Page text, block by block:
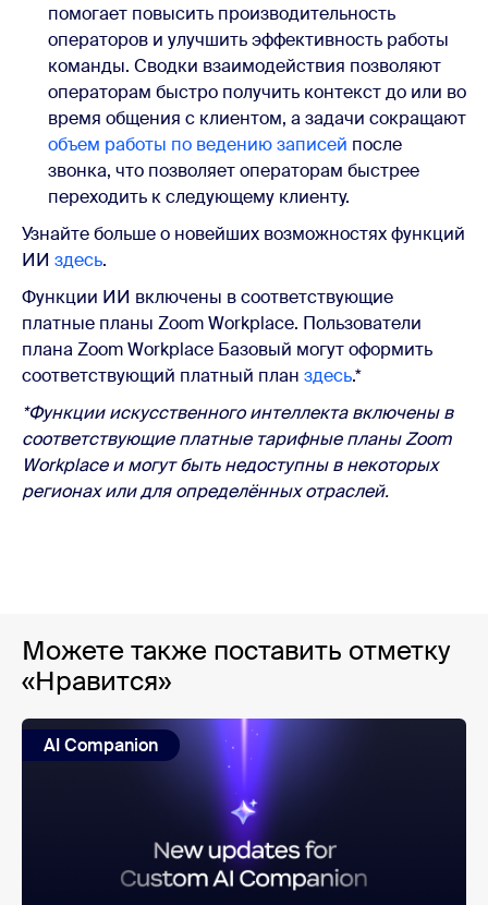
помогает повысить производительность
операторов и улучшить эффективность работы
команды. Сводки взаимодействия позволяют
операторам быстро получить контекст до или во
время общения с клиентом, а задачи сокращают
объем работы по ведению записей после
звонка, что позволяет операторам быстрее
переходить к следующему клиенту.
Узнайте больше о новейших возможностях функций
ИИ здесь.
Функции ИИ включены в соответствующие
платные планы Zoom Workplace. Пользователи
плана Zoom Workplace Базовый могут оформить
соответствующий платный план здесь.*
*Функции искусственного интеллекта включены в
соответствующие платные тарифные планы Zoom
Workplace и могут быть недоступны в некоторых
регионах или для определённых отраслей.
Можете также поставить отметку
«Нравится»
AI Companion